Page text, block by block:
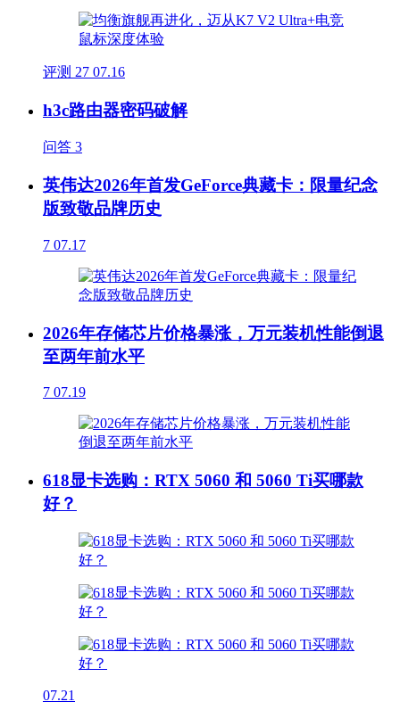
评测 27 07.16
h3c路由器密码破解
问答 3
英伟达2026年首发GeForce典藏卡：限量纪念
版致敬品牌历史
7 07.17
2026年存储芯片价格暴涨，万元装机性能倒退
至两年前水平
7 07.19
618显卡选购：RTX 5060 和 5060 Ti买哪款
好？
07.21